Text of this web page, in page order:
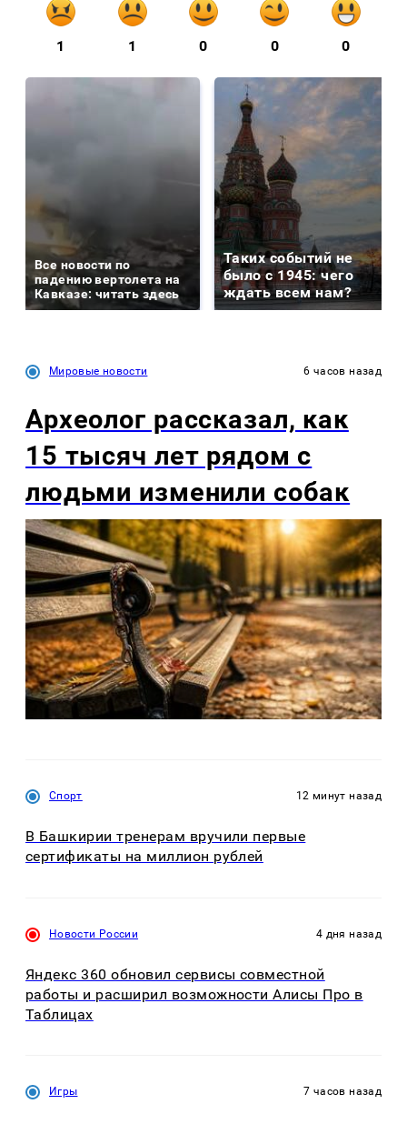
1 1 0 0 0
Все новости по
падению вертолета на
Кавказе: читать здесь
Таких событий не
было с 1945: чего
ждать всем нам?
Мировые новости 6 часов назад
Археолог рассказал, как
15 тысяч лет рядом с
людьми изменили собак
Спорт 12 минут назад
В Башкирии тренерам вручили первые
сертификаты на миллион рублей
Новости России 4 дня назад
Яндекс 360 обновил сервисы совместной
работы и расширил возможности Алисы Про в
Таблицах
Игры 7 часов назад